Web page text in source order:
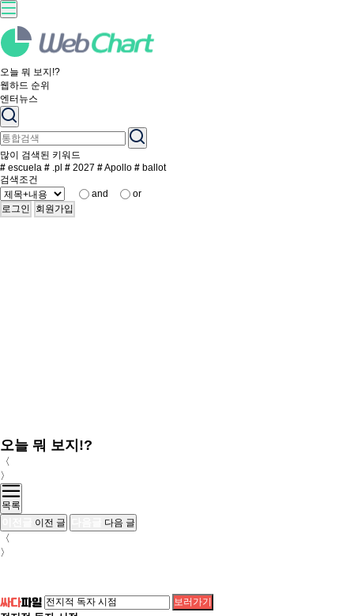
오늘 뭐 보지!?
웹하드 순위
엔터뉴스
많이 검색된 키워드
# escuela # .pl # 2027 #Apollo # ballot
검색조건
and
or
로그인
회원가입
오늘 뭐 보지!?
〈
〉
목록
이전 글 다음 글
〈
〉
보러가기